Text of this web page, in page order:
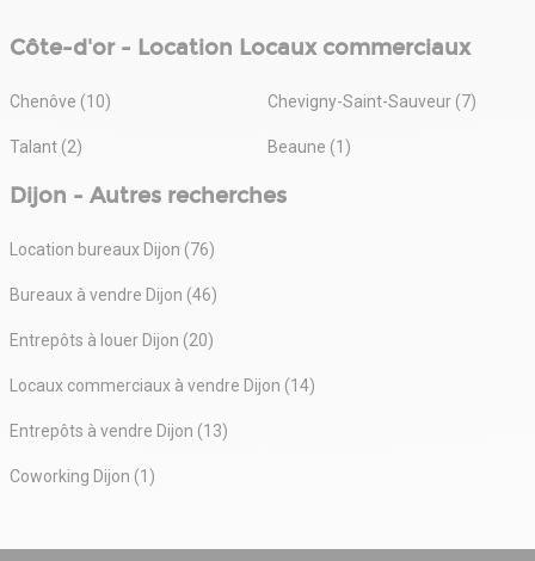
Côte-d'or - Location Locaux commerciaux
Chenôve (10) Chevigny-Saint-Sauveur (7)
Talant (2) Beaune (1)
Dijon - Autres recherches
Location bureaux Dijon (76)
Bureaux à vendre Dijon (46)
Entrepôts à louer Dijon (20)
Locaux commerciaux à vendre Dijon (14)
Entrepôts à vendre Dijon (13)
Coworking Dijon (1)